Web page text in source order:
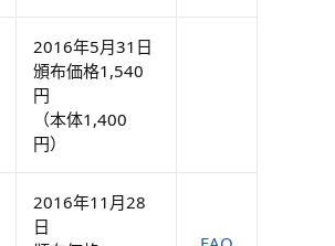
2016年5月31日
頒布価格1,540
円
（本体1,400
円）
2016年11月28
日